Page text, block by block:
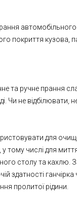
автомобільного
покриття кузова,
та ручне прання
Чи не відбілювати,
для
тому числі для
столу та кахлю.
здатності
пролитої рідини.